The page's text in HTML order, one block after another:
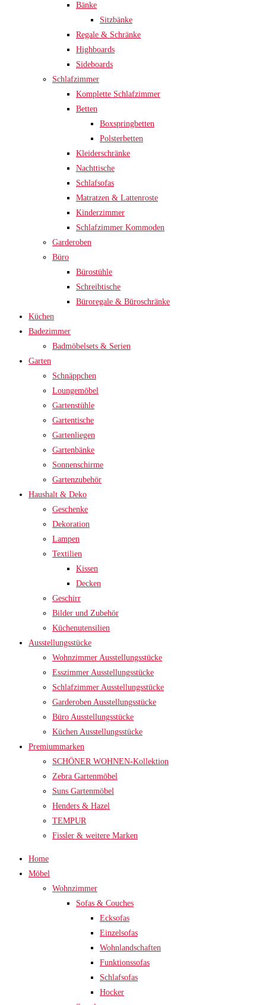
Bänke
Sitzbänke
Regale & Schränke
Highboards
Sideboards
Schlafzimmer
Komplette Schlafzimmer
Betten
Boxspringbetten
Polsterbetten
Kleiderschränke
Nachttische
Schlafsofas
Matratzen & Lattenroste
Kinderzimmer
Schlafzimmer Kommoden
Garderoben
Büro
Bürostühle
Schreibtische
Büroregale & Büroschränke
Küchen
Badezimmer
Badmöbelsets & Serien
Garten
Schnäppchen
Loungemöbel
Gartenstühle
Gartentische
Gartenliegen
Gartenbänke
Sonnenschirme
Gartenzubehör
Haushalt & Deko
Geschenke
Dekoration
Lampen
Textilien
Kissen
Decken
Geschirr
Bilder und Zubehör
Küchenutensilien
Ausstellungsstücke
Wohnzimmer Ausstellungsstücke
Esszimmer Ausstellungsstücke
Schlafzimmer Ausstellungsstücke
Garderoben Ausstellungsstücke
Büro Ausstellungsstücke
Küchen Ausstellungsstücke
Premiummarken
SCHÖNER WOHNEN-Kollektion
Zebra Gartenmöbel
Suns Gartenmöbel
Henders & Hazel
TEMPUR
Fissler & weitere Marken
Home
Möbel
Wohnzimmer
Sofas & Couches
Ecksofas
Einzelsofas
Wohnlandschaften
Funktionssofas
Schlafsofas
Hocker